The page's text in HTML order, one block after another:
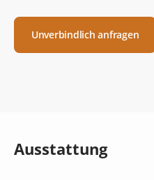
Unverbindlich anfragen
Ausstattung